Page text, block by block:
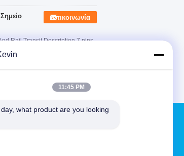
Επικοινωνία
Rail Transit Description 7 pins
to be reserved on the ...
κράτησης
11:45 PM
what product are you looking